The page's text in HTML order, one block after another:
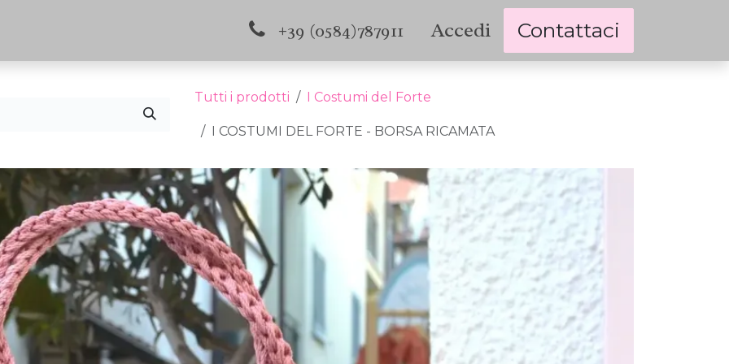
Contattaci +39 (0584)787911 Accedi Contattaci
Tutti i prodotti I Costumi del Forte
I COSTUMI DEL FORTE - BORSA RICAMATA